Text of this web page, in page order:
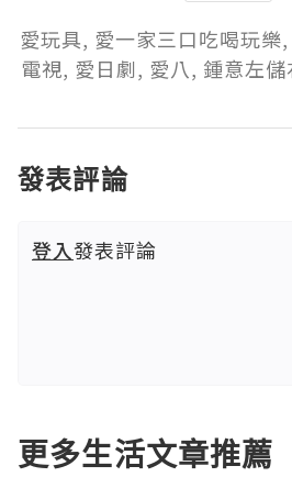
愛玩具, 愛一家三口吃喝玩樂
電視, 愛日劇, 愛八, 鍾意左
發表評論
登入發表評論
更多生活文章推薦